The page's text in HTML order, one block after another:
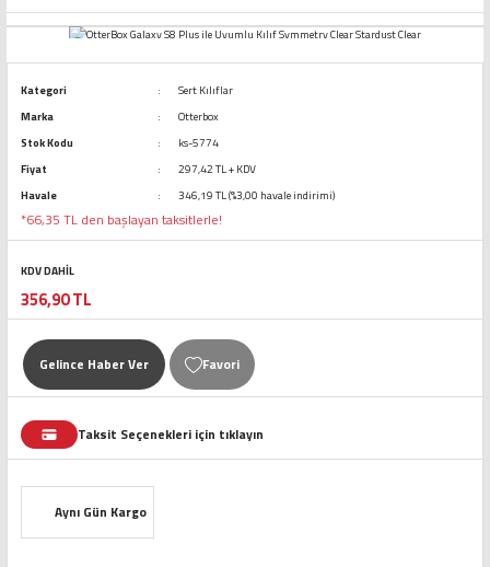
Kategori
Sert Kılıflar
Marka
Otterbox
Stok Kodu
ks-5774
Fiyat
297,42 TL + KDV
Havale
346,19 TL (%3,00 havale indirimi)
*66,35 TL den başlayan taksitlerle!
KDV DAHİL
356,90 TL
Gelince Haber Ver
Taksit Seçenekleri için tıklayın
Aynı Gün Kargo